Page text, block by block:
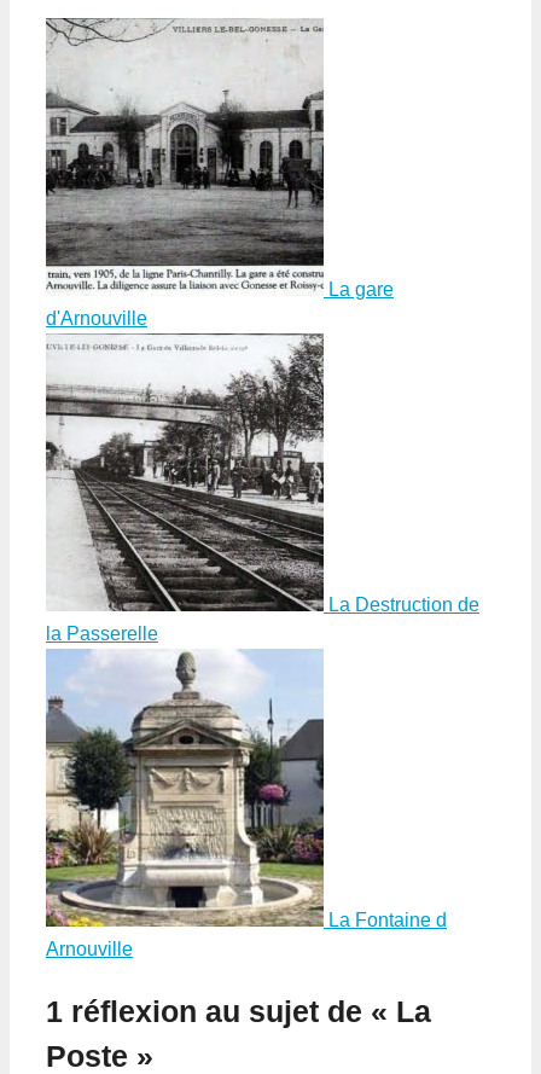
La gare
d'Arnouville
La Destruction de
la Passerelle
La Fontaine d
Arnouville
1 réflexion au sujet de « La
Poste »